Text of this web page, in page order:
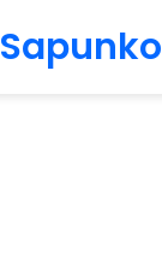
Sapunko